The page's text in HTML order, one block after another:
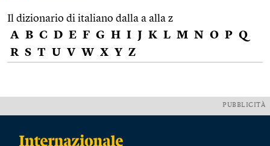
Il dizionario di italiano dalla a alla z
A B C D E F G H I J K L M N O P Q
R S T U V W X Y Z
PUBBLICITÀ